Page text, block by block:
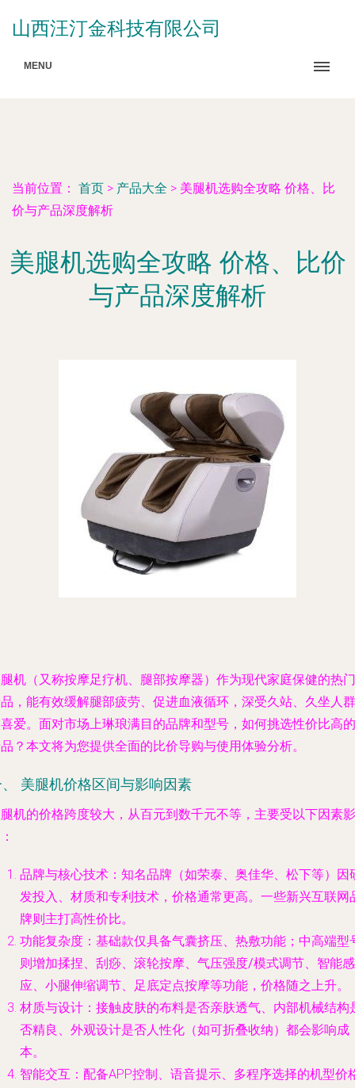
山西汪汀金科技有限公司
MENU
当前位置： 首页 > 产品大全 > 美腿机选购全攻略 价格、比
价与产品深度解析
美腿机选购全攻略 价格、比价
与产品深度解析
机（又称按摩足疗机、腿部按摩器）作为现代家庭保健的热门
，能有效缓解腿部疲劳、促进血液循环，深受久站、久坐人群
爱。面对市场上琳琅满目的品牌和型号，如何挑选性价比高的
？本文将为您提供全面的比价导购与使用体验分析。
美腿机价格区间与影响因素
机的价格跨度较大，从百元到数千元不等，主要受以下因素影
品牌与核心技术 ：知名品牌（如荣泰、奥佳华、松下等）因
发投入、材质和专利技术，价格通常更高。一些新兴互联网
牌则主打高性价比。
功能复杂度 ：基础款仅具备气囊挤压、热敷功能；中高端型
则增加揉捏、刮痧、滚轮按摩、气压强度/模式调节、智能感
应、小腿伸缩调节、足底定点按摩等功能，价格随之上升。
材质与设计 ：接触皮肤的布料是否亲肤透气、内部机械结构
否精良、外观设计是否人性化（如可折叠收纳）都会影响成
本。
智能交互 ：配备APP控制、语音提示、多程序选择的机型价